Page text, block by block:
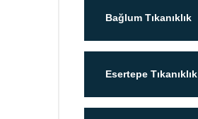
Bağlum Tıkanıklık
Esertepe Tıkanıklık